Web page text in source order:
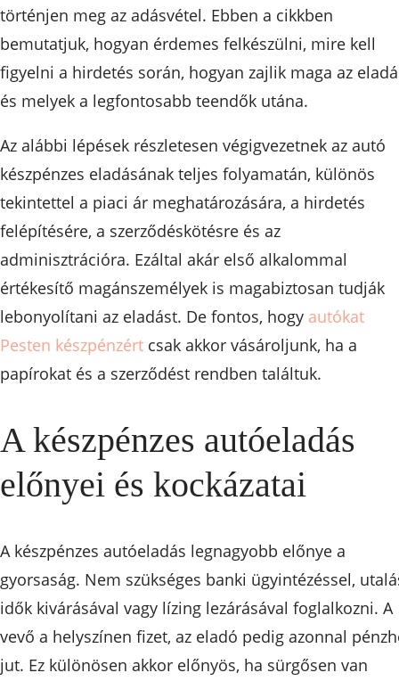
történjen meg az adásvétel. Ebben a cikkben
bemutatjuk, hogyan érdemes felkészülni, mire kell
figyelni a hirdetés során, hogyan zajlik maga az
és melyek a legfontosabb teendők utána.
Az alábbi lépések részletesen végigvezetnek az autó
készpénzes eladásának teljes folyamatán, különös
tekintettel a piaci ár meghatározására, a hirdetés
felépítésére, a szerződéskötésre és az
adminisztrációra. Ezáltal akár első alkalommal
értékesítő magánszemélyek is magabiztosan tudják
lebonyolítani az eladást. De fontos, hogy autókat
Pesten készpénzért csak akkor vásároljunk, ha a
papírokat és a szerződést rendben találtuk.
A készpénzes autóeladás
előnyei és kockázatai
A készpénzes autóeladás legnagyobb előnye a
gyorsaság. Nem szükséges banki ügyintézéssel,
idők kivárásával vagy lízing lezárásával foglalkozni. A
vevő a helyszínen fizet, az eladó pedig azonnal
jut. Ez különösen akkor előnyös, ha sürgősen van